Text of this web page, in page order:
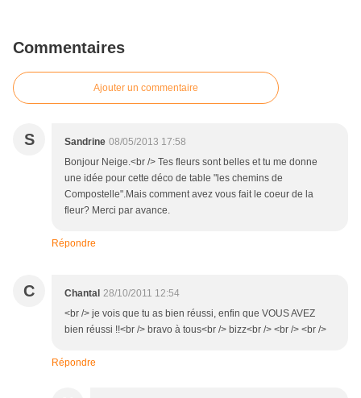
Commentaires
Ajouter un commentaire
S Sandrine 08/05/2013 17:58
Bonjour Neige.<br /> Tes fleurs sont belles et tu me donne
une idée pour cette déco de table "les chemins de
Compostelle".Mais comment avez vous fait le coeur de la
fleur? Merci par avance.
Répondre
C Chantal 28/10/2011 12:54
<br /> je vois que tu as bien réussi, enfin que VOUS AVEZ
bien réussi !!<br /> bravo à tous<br /> bizz<br /> <br /> <br />
Répondre